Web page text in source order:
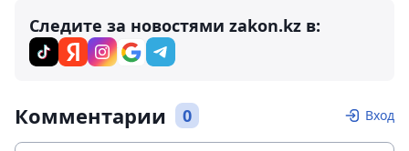
Следите за новостями zakon.kz в:
Комментарии 0 Вход